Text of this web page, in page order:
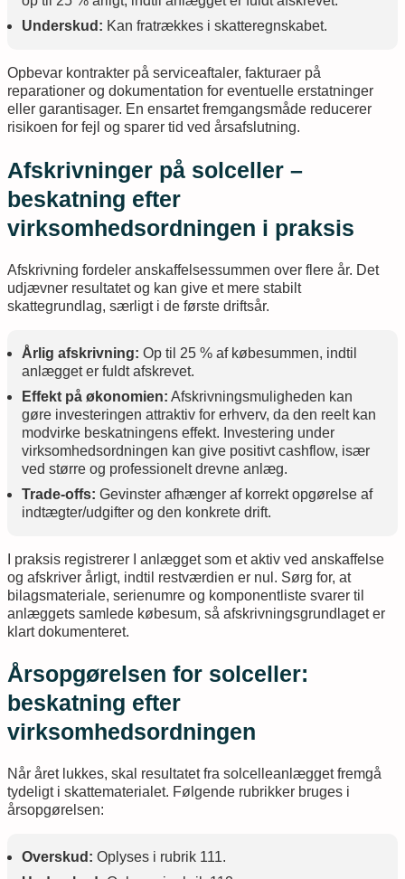
Underskud: Kan fratrækkes i skatteregnskabet.
Opbevar kontrakter på serviceaftaler, fakturaer på
reparationer og dokumentation for eventuelle erstatninger
eller garantisager. En ensartet fremgangsmåde reducerer
risikoen for fejl og sparer tid ved årsafslutning.
Afskrivninger på solceller –
beskatning efter
virksomhedsordningen i praksis
Afskrivning fordeler anskaffelsessummen over flere år. Det
udjævner resultatet og kan give et mere stabilt
skattegrundlag, særligt i de første driftsår.
Årlig afskrivning: Op til 25 % af købesummen, indtil
anlægget er fuldt afskrevet.
Effekt på økonomien: Afskrivningsmuligheden kan
gøre investeringen attraktiv for erhverv, da den reelt kan
modvirke beskatningens effekt. Investering under
virksomhedsordningen kan give positivt cashflow, især
ved større og professionelt drevne anlæg.
Trade-offs: Gevinster afhænger af korrekt opgørelse af
indtægter/udgifter og den konkrete drift.
I praksis registrerer I anlægget som et aktiv ved anskaffelse
og afskriver årligt, indtil restværdien er nul. Sørg for, at
bilagsmateriale, serienumre og komponentliste svarer til
anlæggets samlede købesum, så afskrivningsgrundlaget er
klart dokumenteret.
Årsopgørelsen for solceller:
beskatning efter
virksomhedsordningen
Når året lukkes, skal resultatet fra solcelleanlægget fremgå
tydeligt i skattematerialet. Følgende rubrikker bruges i
årsopgørelsen:
Overskud: Oplyses i rubrik 111.